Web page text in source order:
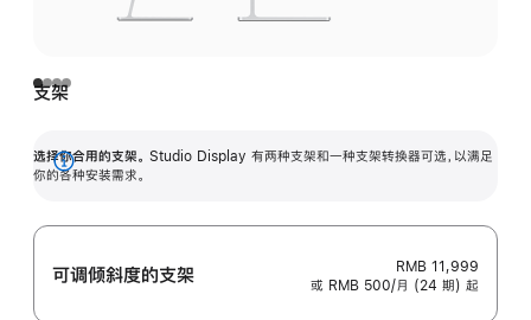
支架
选择你合用的支架。 Studio Display 有两种支架和一种支架转换器可选，以满足
你的各种安装需求。
展
可调倾斜度的支架
RMB 11,999
或 RMB 500/月 (24 期) 起